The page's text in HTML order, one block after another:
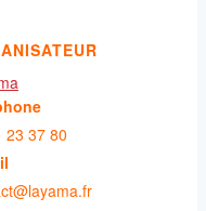
23 37 80